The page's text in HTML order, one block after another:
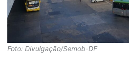
Foto: Divulgação/Semob-DF